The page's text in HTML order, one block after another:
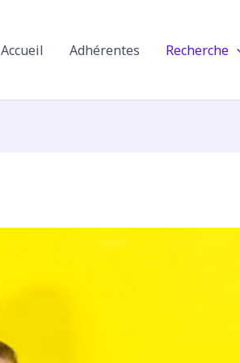
Accueil Adhérentes Recherche